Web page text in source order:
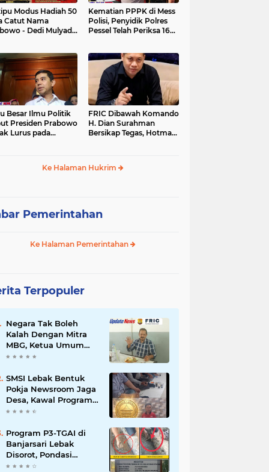
Modus Hadiah 50
Catut Nama
- Dedi Mulyadi,
Lebih
Kematian PPPK di Mess
Polisi, Penyidik Polres
Pessel Telah Periksa 16
Besar Ilmu Politik
Presiden Prabowo
Lurus pada
FRIC Dibawah Komando
H. Dian Surahman
Bersikap Tegas, Hotman
Merendahkan Wartawan
Ke Halaman Hukrim
Pemerintahan
Ke Halaman Pemerintahan
Terpopuler
Negara Tak Boleh
Kalah Dengan Mitra
MBG, Ketua Umum
APKLI-P: Silahkan
Kantin Sekolah
SMSI Lebak Bentuk
Pokja Newsroom Jaga
Desa, Kawal Program
Desa Agar Bisa Maju
Program P3-TGAI di
Banjarsari Lebak
Disorot, Pondasi
Diduga Terisi Tanah,